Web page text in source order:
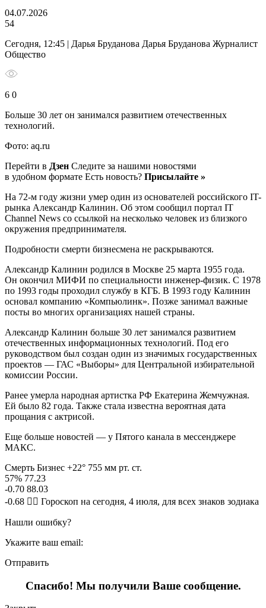
04.07.2026
54
Сегодня, 12:45 | Дарья Бруданова Дарья Бруданова Журналист
Общество
6 0
Больше 30 лет он занимался развитием отечественных
технологий.
Фото: aq.ru
Перейти в Дзен Следите за нашими новостями
в удобном формате Есть новость? Присылайте »
На 72-м году жизни умер один из основателей российского IT-
рынка Александр Калинин. Об этом сообщил портал IT
Channel News со ссылкой на несколько человек из близкого
окружения предпринимателя.
Подробности смерти бизнесмена не раскрываются.
Александр Калинин родился в Москве 25 марта 1955 года.
Он окончил МИФИ по специальности инженер-физик. С 1978
по 1993 годы проходил службу в КГБ. В 1993 году Калинин
основал компанию «Компьюлинк». Позже занимал важные
посты во многих организациях нашей страны.
Александр Калинин больше 30 лет занимался развитием
отечественных информационных технологий. Под его
руководством был создан один из значимых государственных
проектов — ГАС «Выборы» для Центральной избирательной
комиссии России.
Ранее умерла народная артистка РФ Екатерина Жемчужная.
Ей было 82 года. Также стала известна вероятная дата
прощания с актрисой.
Еще больше новостей — у Пятого канала в мессенджере
МАКС.
Смерть Бизнес +22° 755 мм рт. ст.
57% 77.23
-0.70 88.03
-0.68 🧙‍♀ Гороскоп на сегодня, 4 июля, для всех знаков зодиака
Нашли ошибку?
Укажите ваш email:
Отправить
Спасибо! Мы получили Ваше сообщение.